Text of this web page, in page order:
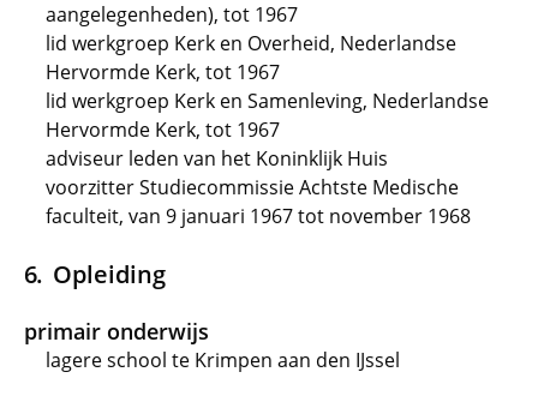
aangelegenheden), tot 1967
lid werkgroep Kerk en Overheid, Nederlandse
Hervormde Kerk, tot 1967
lid werkgroep Kerk en Samenleving, Nederlandse
Hervormde Kerk, tot 1967
adviseur leden van het Koninklijk Huis
voorzitter Studiecommissie Achtste Medische
faculteit, van 9 januari 1967 tot november 1968
Opleiding
primair onderwijs
lagere school te Krimpen aan den IJssel